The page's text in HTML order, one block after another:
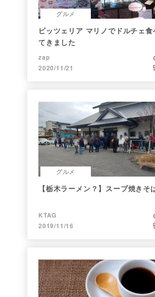
グルメ
ピッツェリア マリノでドルチェ食
てきました
zap
2020/11/21
グルメ
【栃木ラーメン？】スープ焼きそ
KTAG
2019/11/16